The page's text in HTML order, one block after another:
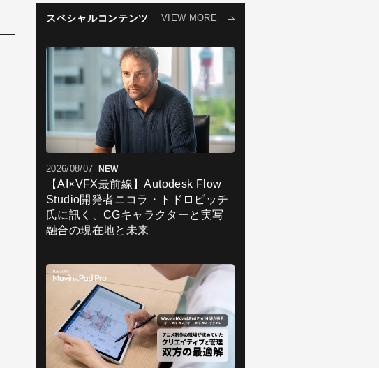
スペシャルコンテンツ VIEW MORE
2026/08/07 NEW
【AI×VFX最前線】Autodesk Flow
Studio開発者ニコラ・トドロビッチ
氏に訊く、CGキャラクターと実写
融合の現在地と未来